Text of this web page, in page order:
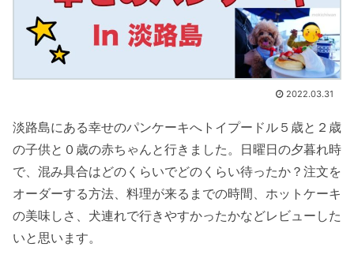
2022.03.31
淡路島にある幸せのパンケーキへトイプードル５歳と２歳
の子供と０歳の赤ちゃんと行きました。日曜日の夕暮れ時
で、混み具合はどのくらいでどのくらい待ったか？注文を
オーダーする方法、料理が来るまでの時間、ホットケーキ
の美味しさ、犬連れで行きやすかったかなどレビューした
いと思います。